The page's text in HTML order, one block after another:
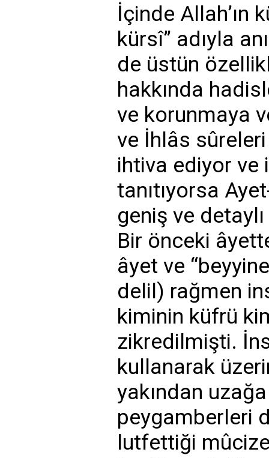
İçinde Allah’ın
kürsî” adıyla
de üstün
hakkında
ve korunmaya
ve İhlâs sûreleri
ihtiva ediyor ve
tanıtıyorsa
geniş ve
Bir önceki
âyet ve
delil) rağmen
kiminin küfrü
zikredilmişti.
kullanarak
yakından
peygamberleri
lutfettiği